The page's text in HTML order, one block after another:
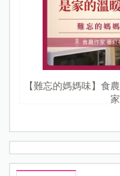
【難忘的媽媽味】食